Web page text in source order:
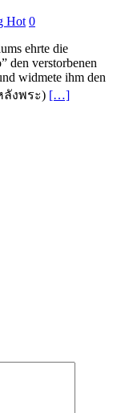
Hot 0
ehrte die
den verstorbenen
widmete ihm den
ลังพระ) […]